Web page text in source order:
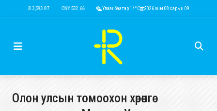
USD 3,593.87 CNY 532.66 RUB 43.77 EUR 4,141.04 KRW 2.53
Улаанбаатар 14°C 2026 оны 08 сарын 09
Олон улсын томоохон хөрөнгө